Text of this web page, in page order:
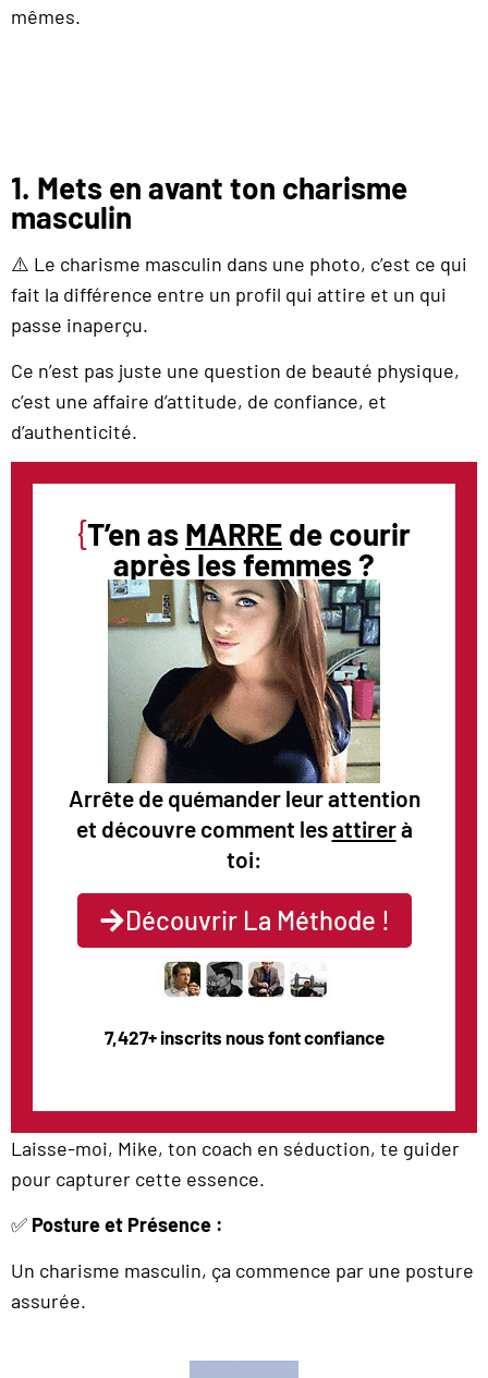
mêmes.
1. Mets en avant ton charisme
masculin
⚠️ Le charisme masculin dans une photo, c’est ce qui
fait la différence entre un profil qui attire et un qui
passe inaperçu.
Ce n’est pas juste une question de beauté physique,
c’est une affaire d’attitude, de confiance, et
d’authenticité.
{T’en as MARRE de courir
après les femmes ?
Arrête de quémander leur attention
et découvre comment lesattirerà
toi:
Découvrir La Méthode !
7,427+ inscrits nous font confiance
Laisse-moi, Mike, ton coach en séduction, te guider
pour capturer cette essence.
✅ Posture et Présence :
Un charisme masculin, ça commence par une posture
assurée.